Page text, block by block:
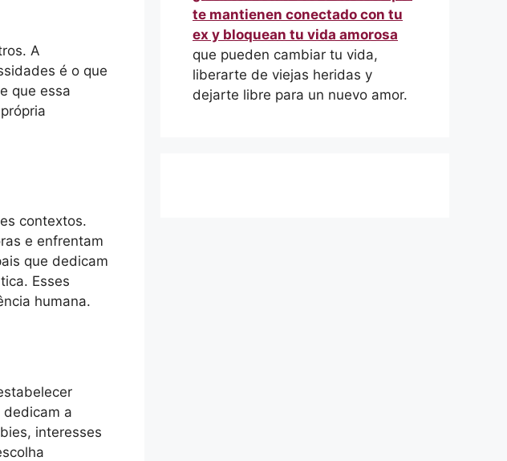
A
é o que
que essa
contextos.
e enfrentam
que dedicam
Esses
humana.
dedicam a
interesses
te mantienen conectado con tu
ex y bloquean tu vida amorosa
que pueden cambiar tu vida,
liberarte de viejas heridas y
dejarte libre para un nuevo amor.